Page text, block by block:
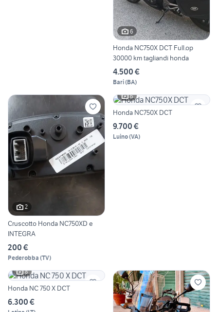
6
Honda NC750X DCT Full.op
30000 km tagliandi honda
4.500 €
Bari(BA)
2
Cruscotto Honda NC750XD e
INTEGRA
200 €
Pederobba (TV)
6
Honda NC750X DCT
9.700 €
Luino(VA)
8
Honda NC 750 X DCT
6.300 €